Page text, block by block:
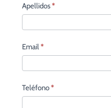
Apellidos*
Email*
Teléfono*